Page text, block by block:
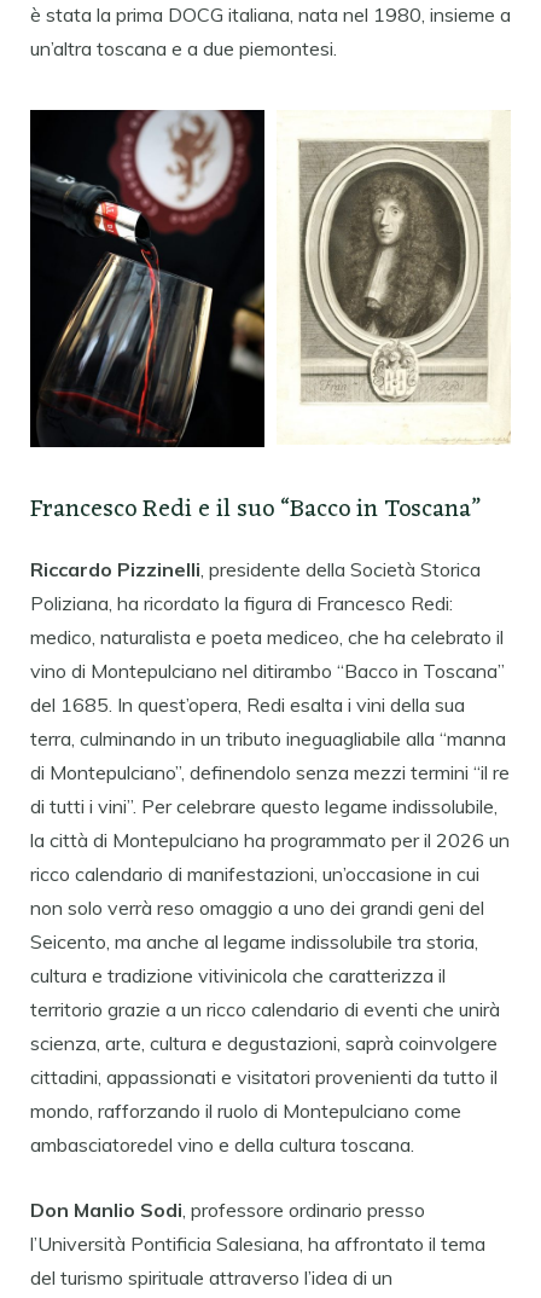
è stata la prima DOCG italiana, nata nel 1980, insieme a
un’altra toscana e a due piemontesi.
Francesco Redi e il suo “Bacco in Toscana”
Riccardo Pizzinelli, presidente della Società Storica
Poliziana, ha ricordato la figura di Francesco Redi:
medico, naturalista e poeta mediceo, che ha celebrato il
vino di Montepulciano nel ditirambo “Bacco in Toscana”
del 1685. In quest’opera, Redi esalta i vini della sua
terra, culminando in un tributo ineguagliabile alla “manna
di Montepulciano”, definendolo senza mezzi termini “il re
di tutti i vini”. Per celebrare questo legame indissolubile,
la città di Montepulciano ha programmato per il 2026 un
ricco calendario di manifestazioni, un’occasione in cui
non solo verrà reso omaggio a uno dei grandi geni del
Seicento, ma anche al legame indissolubile tra storia,
cultura e tradizione vitivinicola che caratterizza il
territorio grazie a un ricco calendario di eventi che unirà
scienza, arte, cultura e degustazioni, saprà coinvolgere
cittadini, appassionati e visitatori provenienti da tutto il
mondo, rafforzando il ruolo di Montepulciano come
ambasciatoredel vino e della cultura toscana.
Don Manlio Sodi, professore ordinario presso
l’Università Pontificia Salesiana, ha affrontato il tema
del turismo spirituale attraverso l’idea di un